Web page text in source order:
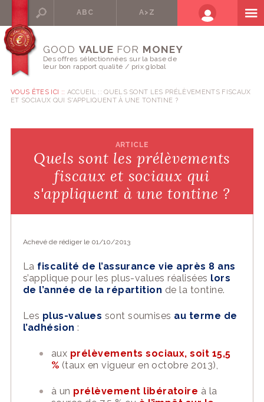
ABC A>Z
GOOD VALUE FOR MONEY
Des offres sélectionnées sur la base de
leur bon rapport qualité / prix global
VOUS ÊTES ICI :: ACCUEIL
QUELS SONT LES PRÉLÈVEMENTS FISCAUX
ET SOCIAUX QUI S'APPLIQUENT À UNE TONTINE ?
ARTICLE
Quels sont les prélèvements
fiscaux et sociaux qui
s'appliquent à une tontine ?
Achevé de rédiger le 01/10/2013
La fiscalité de l’assurance vie après 8 ans
s’applique pour les plus-values réalisées lors
de l’année de la répartition de la tontine.
Les plus-values sont soumises au terme de
l’adhésion :
aux prélèvements sociaux, soit 15,5
% (taux en vigueur en octobre 2013),
à un prélèvement libératoire à la